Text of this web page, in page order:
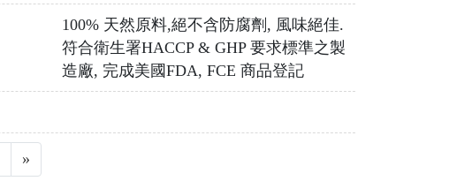
100% 天然原料,絕不含防腐劑, 風味絕佳.
符合衛生署HACCP & GHP 要求標準之製
造廠, 完成美國FDA, FCE 商品登記
»